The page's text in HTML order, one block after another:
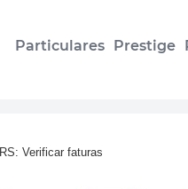
Particulares Prestige
IRS: Verificar faturas